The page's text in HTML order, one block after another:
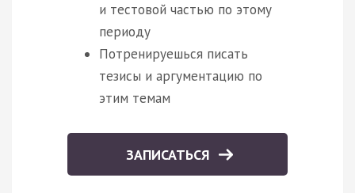
и тестовой частью по этому
периоду
Потренируешься писать
тезисы и аргументацию по
этим темам
ЗАПИСАТЬСЯ